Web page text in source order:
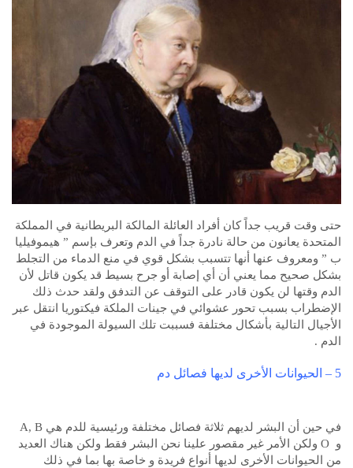
حتى وقت قريب جداً كان أفراد العائلة المالكة البريطانية في المملكة
المتحدة يعانون من حالة نادرة جداً في الدم وتعرف بإسم ” هيموفيليا
ب ” ومعروف عنها أنها تتسبب بشكل قوي في منع الدماء من التجلط
بشكل صحيح مما يعني أن أي إصابة أو جرح بسيط قد يكون قاتل لأن
الدم وقتها لن يكون قادر على التوقف عن التدفق ولقد حدث ذلك
الإضطراب بسبب تحور عشوائي في جينات الملكة فيكتوريا انتقل عبر
الأجيال التالية بأشكال مختلفة فسببت تلك السيولة الموجودة في
الدم .
5 – الحيوانات الأخرى لديها فصائل دم
في حين أن البشر لديهم ثلاثة فصائل مختلفة ورئيسية للدم هي A, B
و O ولكن الأمر غير مقصور علينا نحن البشر فقط ولكن هناك العديد
من الحيوانات الأخرى لديها أنواع فريدة و خاصة بها بما في ذلك